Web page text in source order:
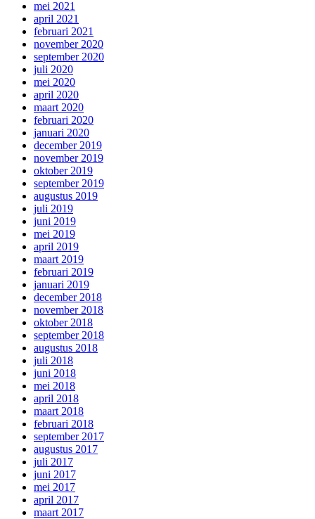
mei 2021
april 2021
februari 2021
november 2020
september 2020
juli 2020
mei 2020
april 2020
maart 2020
februari 2020
januari 2020
december 2019
november 2019
oktober 2019
september 2019
augustus 2019
juli 2019
juni 2019
mei 2019
april 2019
maart 2019
februari 2019
januari 2019
december 2018
november 2018
oktober 2018
september 2018
augustus 2018
juli 2018
juni 2018
mei 2018
april 2018
maart 2018
februari 2018
september 2017
augustus 2017
juli 2017
juni 2017
mei 2017
april 2017
maart 2017